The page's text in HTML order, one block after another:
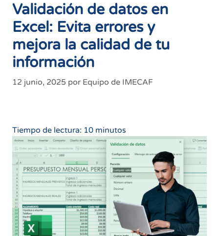
Validación de datos en
Excel: Evita errores y
mejora la calidad de tu
información
12 junio, 2025 por Equipo de IMECAF
Tiempo de lectura: 10 minutos